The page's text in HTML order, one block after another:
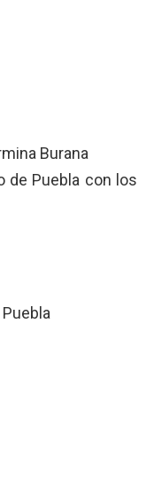
Burana
de Puebla con los